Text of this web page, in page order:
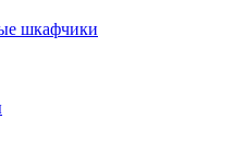
шкафчики